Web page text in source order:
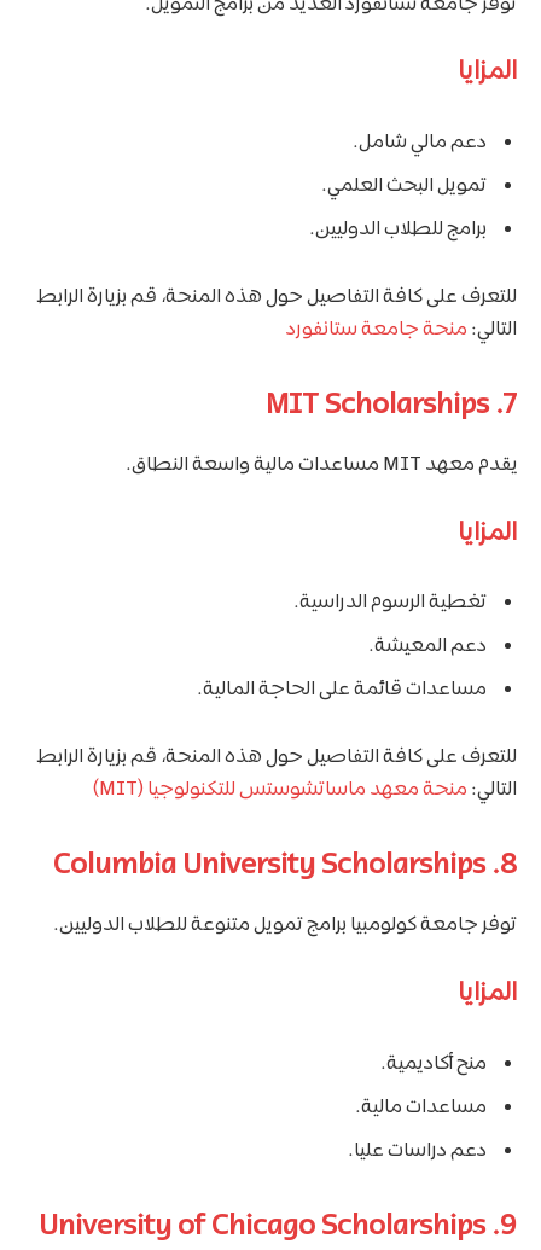
المزايا
دعم مالي شامل.
تمويل البحث العلمي.
برامج للطلاب الدوليين.
للتعرف على كافة التفاصيل حول هذه المنحة، قم بزيارة الرابط
التالي: منحة جامعة ستانفورد
7. MIT Scholarships
يقدم معهد MIT مساعدات مالية واسعة النطاق.
المزايا
تغطية الرسوم الدراسية.
دعم المعيشة.
مساعدات قائمة على الحاجة المالية.
للتعرف على كافة التفاصيل حول هذه المنحة، قم بزيارة الرابط
التالي: منحة معهد ماساتشوستس للتكنولوجيا (MIT)
8. Columbia University Scholarships
توفر جامعة كولومبيا برامج تمويل متنوعة للطلاب الدوليين.
المزايا
منح أكاديمية.
مساعدات مالية.
دعم دراسات عليا.
9. University of Chicago Scholarships